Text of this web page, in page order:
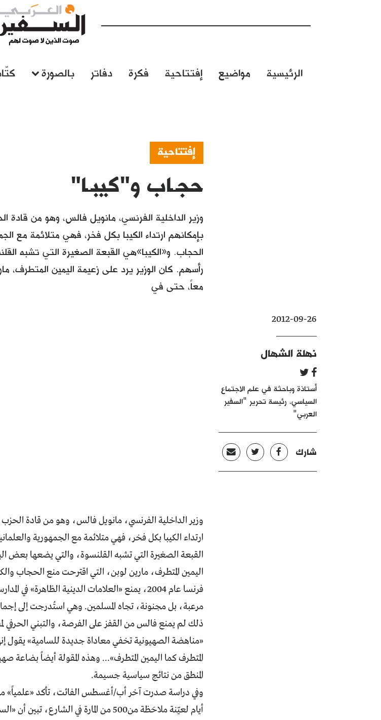
الرئيسية مواضيع إفتتاحية فكرة دفاتر بالصورة
إفتتاحية
حجـاب و"كيبـا"
وزير الداخلية الفرنسي، مانويل فالس، وهو من قادة
بإمكانهم ارتداء الكيبا بكل فخر، فهي متلائمة مع
الحجاب. و«الكيبا»هي القبعة الصغيرة التي تشبه
رأسهم. كان الوزير يرد على زعيمة اليمين المتطرف،
معاً، حتى في
2012-09-26
نهلة الشهال
أستاذة وباحثة في علم الاجتماع
السياسي، رئيسة تحرير "السفير
العربي"
شارك
وزير الداخلية الفرنسي، مانويل فالس، وهو من قادة الحزب
ارتداء الكيبا بكل فخر، فهي متلائمة مع الجمهورية
القبعة الصغيرة التي تشبه القلنسوة، والتي يضعها بعض
اليمين المتطرف، مارين لوبن، التي اقترحت منع الحجاب
فرنسا عام 2004، يمنع «العلامات الدينية
مرعبة، بل مجنونة، تجاه المسلمين. وهي استُدرجت إلى
ذلك لم يمنع فالس من القفز على الفرصة، والتبني الحرفي
«مناهضة الصهيونية تخفي معاداة جديدة للسامية» يقول
المتطرف كما اليمين المتطرف»... وهذه المقولة أيضاً بضاعة
المنطق من نتائج سياسية جسيمة.
وفي دراسة صدرت آخر أب/أغسطس الفائت، تأكد «علمياً»
أيام لعيّنة ملاحَظة من500 من المارة في